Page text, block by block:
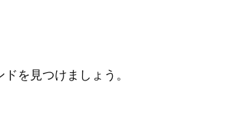
を見つけましょう。